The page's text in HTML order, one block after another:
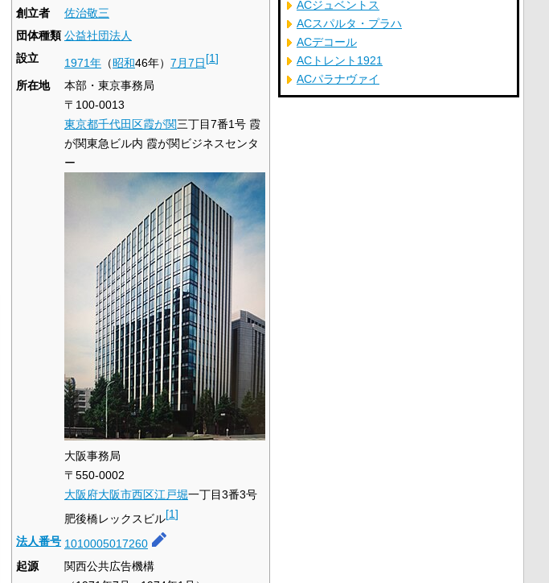
創立者
佐治敬三
団体種類 公益社団法人
設立
1971年 （昭和46年） 7月7日[1]
所在地
本部・東京事務局
〒100-0013
東京都千代田区霞が関三丁目7番1号 霞
が関東急ビル内 霞が関ビジネスセンタ
ー
大阪事務局
〒550-0002
大阪府大阪市西区江戸堀一丁目3番3号
肥後橋レックスビル[1]
法人番号 1010005017260
起源
関西公共広告機構
ACジュベントス
ACスパルタ・プラハ
ACデコール
ACトレント1921
ACパラナヴァイ